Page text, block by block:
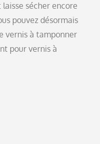
sécher encore
pouvez désormais
vernis à tamponner
pour vernis à